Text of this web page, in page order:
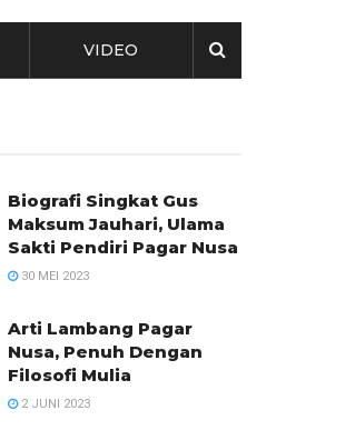
VIDEO
Biografi Singkat Gus
Maksum Jauhari, Ulama
Sakti Pendiri Pagar Nusa
30 MEI 2023
Arti Lambang Pagar
Nusa, Penuh Dengan
Filosofi Mulia
2 JUNI 2023